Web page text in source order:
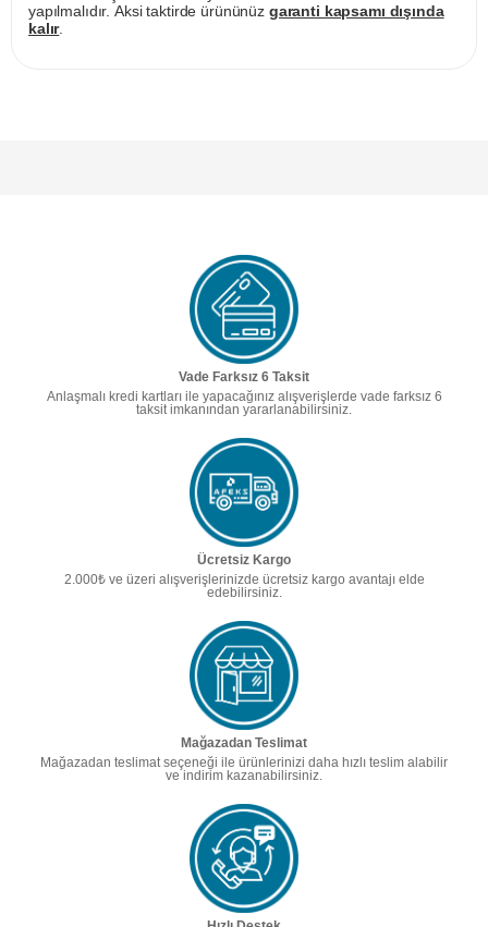
yapılmalıdır. Aksi taktirde ürününüz garanti kapsamı dışında
kalır.
Vade Farksız 6 Taksit
Anlaşmalı kredi kartları ile yapacağınız alışverişlerde vade farksız 6
taksit imkanından yararlanabilirsiniz.
Ücretsiz Kargo
2.000₺ ve üzeri alışverişlerinizde ücretsiz kargo avantajı elde
edebilirsiniz.
Mağazadan Teslimat
Mağazadan teslimat seçeneği ile ürünlerinizi daha hızlı teslim alabilir
ve indirim kazanabilirsiniz.